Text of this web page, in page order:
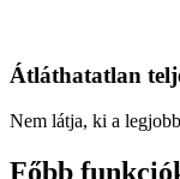
Átláthatatlan
Nem látja, ki a
Főbb